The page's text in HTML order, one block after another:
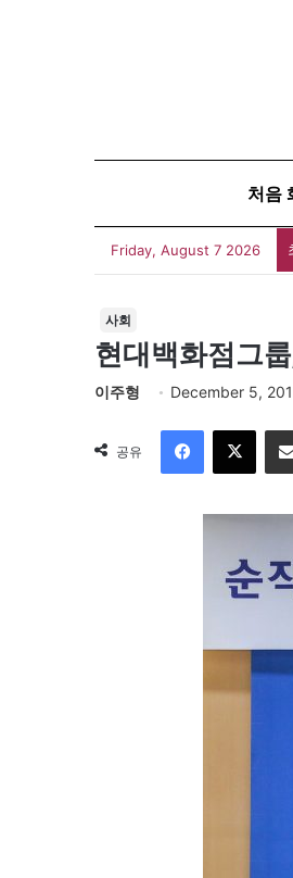
처음
Friday, August 7 2026
사회
현대백화점그
이주형 December 5,
공유